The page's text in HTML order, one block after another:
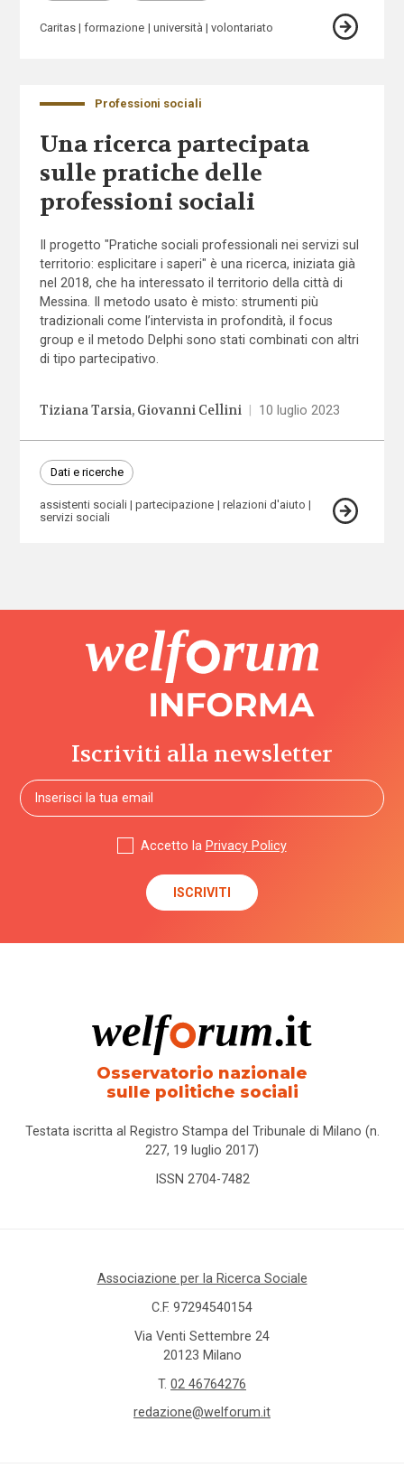
Caritas formazione università volontariato
Professioni sociali
Una ricerca partecipata
sulle pratiche delle
professioni sociali
Il progetto "Pratiche sociali professionali nei servizi sul
territorio: esplicitare i saperi" è una ricerca, iniziata già
nel 2018, che ha interessato il territorio della città di
Messina. Il metodo usato è misto: strumenti più
tradizionali come l’intervista in profondità, il focus
group e il metodo Delphi sono stati combinati con altri
di tipo partecipativo.
Tiziana Tarsia Giovanni Cellini 10 luglio 2023
Dati e ricerche
assistenti sociali partecipazione
relazioni d'aiuto
servizi sociali
Iscriviti alla newsletter
Accetto la Privacy Policy
Osservatorio nazionale
sulle politiche sociali
Testata iscritta al Registro Stampa del Tribunale di Milano (n.
227, 19 luglio 2017)
ISSN 2704-7482
Associazione per la Ricerca Sociale
C.F. 97294540154
Via Venti Settembre 24
20123 Milano
T. 02 46764276
redazione@welforum.it